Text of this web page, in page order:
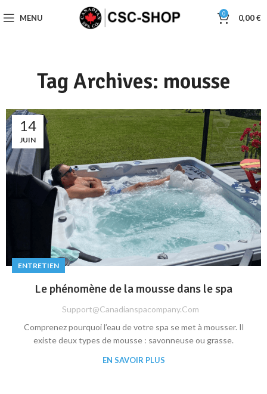
MENU 0 0,00€
Tag Archives: mousse
14
JUIN
ENTRETIEN
Le phénomène de la mousse dans le spa
Support@canadianspacompany.com
Comprenez pourquoi l’eau de votre spa se met à mousser. Il
existe deux types de mousse : savonneuse ou grasse.
EN SAVOIR PLUS